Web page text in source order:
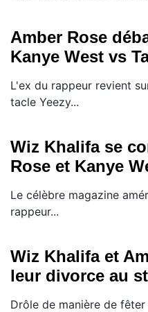
Amber Rose
Kanye West vs
L'ex du rappeur revient
tacle Yeezy...
Wiz Khalifa se
Rose et Kanye
Le célèbre magazine
rappeur...
Wiz Khalifa et
leur divorce au
Drôle de manière de fêter